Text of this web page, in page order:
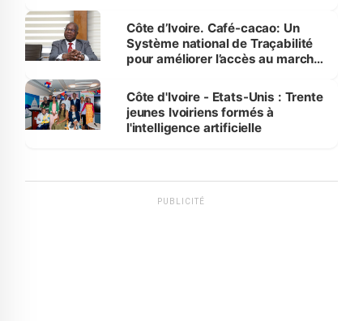
Côte d’Ivoire. Café-cacao: Un
Système national de Traçabilité
pour améliorer l’accès au marché
Côte d'Ivoire - Etats-Unis : Trente
jeunes Ivoiriens formés à
l'intelligence artificielle
PUBLICITÉ